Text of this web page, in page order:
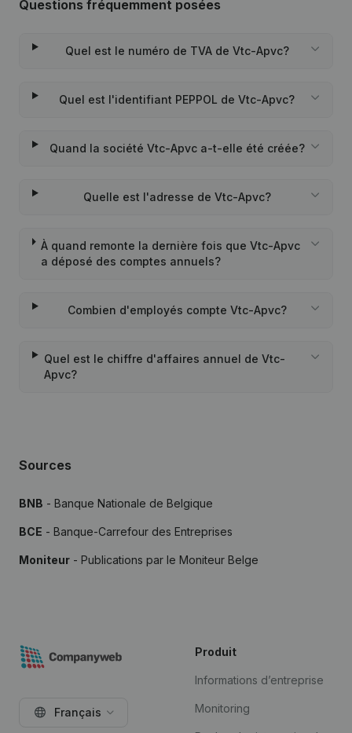
Questions fréquemment posées
Quel est le numéro de TVA de Vtc-Apvc?
Quel est l'identifiant PEPPOL de Vtc-Apvc?
Quand la société Vtc-Apvc a-t-elle été créée?
Quelle est l'adresse de Vtc-Apvc?
À quand remonte la dernière fois que Vtc-Apvc
a déposé des comptes annuels?
Combien d'employés compte Vtc-Apvc?
Quel est le chiffre d'affaires annuel de Vtc-
Apvc?
Sources
BNB - Banque Nationale de Belgique
BCE - Banque-Carrefour des Entreprises
Moniteur - Publications par le Moniteur Belge
Français
Produit
Informations d’entreprise
Monitoring